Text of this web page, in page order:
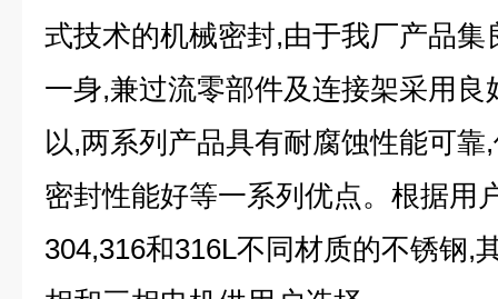
式技术的机械密封,由于我厂产品
一身,兼过流零部件及连接架采用
以,两系列产品具有耐腐蚀性能可
密封性能好等一系列优点。根据用
304,316和316L不同材质的不锈钢,